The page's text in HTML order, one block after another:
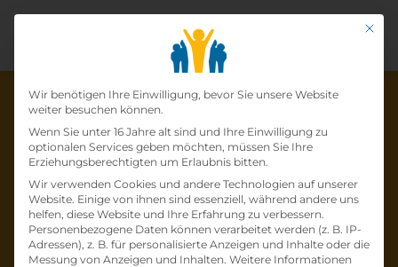
Die Lehrstelle wurde schon
besetzt!
Die LehrstelleLehre Metalltechnik -
Zerspanungstechnik (m/w/d) - 2024bei
Mit
Datenschutz-
Wir benötigen Ihre Einwilligung, bevor Sie unsere Website
weiter besuchen können.
Wenn Sie unter 16 Jahre alt sind und Ihre Einwilligung zu
optionalen Services geben möchten, müssen Sie Ihre
Erziehungsberechtigten um Erlaubnis bitten.
Wir verwenden Cookies und andere Technologien auf unserer
Website. Einige von ihnen sind essenziell, während andere uns
helfen, diese Website und Ihre Erfahrung zu verbessern.
Personenbezogene Daten können verarbeitet werden (z. B. IP-
Adressen), z. B. für personalisierte Anzeigen und Inhalte oder die
Messung von Anzeigen und Inhalten. Weitere Informationen